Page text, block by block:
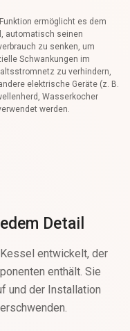
ermöglicht es dem
automatisch seinen
zu senken, um
Schwankungen im
zu verhindern,
elektrische Geräte (z. B.
Wasserkocher
werden.
Detail
entwickelt, der
enthält. Sie
und der Installation